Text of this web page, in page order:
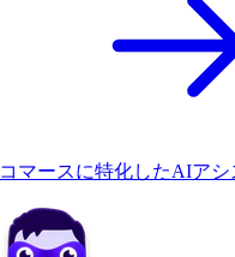
コマースに特化したAIアシ